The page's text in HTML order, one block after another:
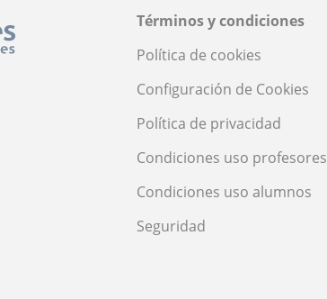
Términos y condiciones
Política de cookies
Configuración de Cookies
Política de privacidad
Condiciones uso profesores
Condiciones uso alumnos
Seguridad